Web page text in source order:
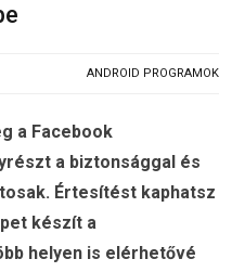
ANDROID PROGRAMOK
a Facebook
a biztonsággal és
Értesítést kaphatsz
készít a
helyen is elérhetővé